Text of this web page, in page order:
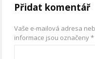
Přidat komentář
Vaše e-mailová adresa
informace jsou označeny*